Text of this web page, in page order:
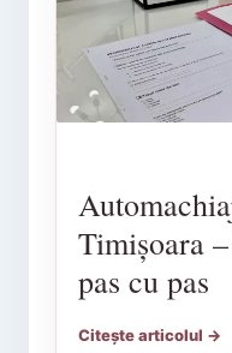
Timișoara
pas cu pas
Citește articolul →